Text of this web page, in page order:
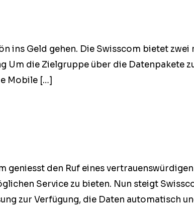
ins Geld gehen. Die Swiss­com bietet zwei
die Ziel­gruppe über die Daten­pakete
Mobile […]
den Ruf eines
Ser­vice zu bieten. Nun steigt
zur Ver­fü­gung, die Dat­en automa­tisch